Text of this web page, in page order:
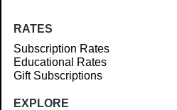
RATES
Subscription Rates
Educational Rates
Gift Subscriptions
EXPLORE